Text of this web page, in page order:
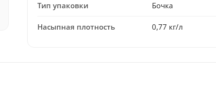
Тип упаковки Бочка
Насыпная плотность 0,77 кг/л